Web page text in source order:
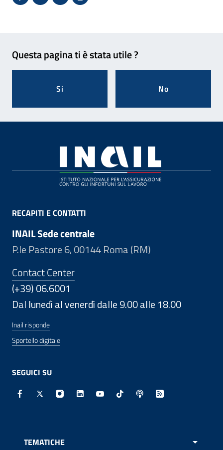
Condividi su Facebook - Sito esterno - Apertura in
X - Sito esterno - Apertura in nuova finestra
Invio Mail: apre il programma di posta
Stampa pagina: scelta meno
Questa pagina ti è stata utile ?
Si No
RECAPITI E CONTATTI
INAIL Sede centrale
P.le Pastore 6, 00144 Roma (RM)
Contact Center
(+39) 06.6001
Dal lunedì al venerdì dalle 9.00 alle 18.00
Inail risponde
Sportello digitale
SEGUICI SU
Facebook - Sito esterno - Apertura in nuova finestra
X - Sito esterno - Apertura in nuova finestra
Instagram - Sito esterno - Apertura in
Linkedin - Sito esterno - Apertura in
Youtube - Sito esterno -
TikTok - Sito esterno -
Spreaker - Sito
Feed RSS -
TEMATICHE